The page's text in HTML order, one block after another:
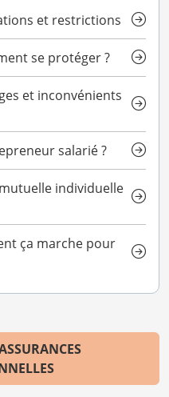
et restrictions
se protéger ?
et inconvénients
salarié ?
individuelle
ça marche pour